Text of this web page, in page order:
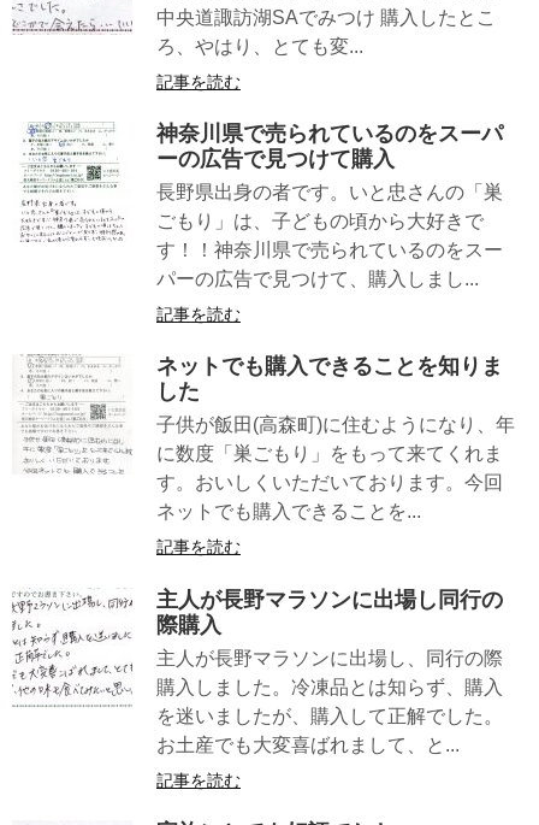
中央道諏訪湖SAでみつけ 購入したとこ
ろ、やはり、とても変...
記事を読む
神奈川県で売られているのをスーパ
ーの広告で見つけて購入
長野県出身の者です。いと忠さんの「巣
ごもり」は、子どもの頃から大好きで
す！！神奈川県で売られているのをスー
パーの広告で見つけて、購入しまし...
記事を読む
ネットでも購入できることを知りま
した
子供が飯田(高森町)に住むようになり、年
に数度「巣ごもり」をもって来てくれま
す。おいしくいただいております。今回
ネットでも購入できることを...
記事を読む
主人が長野マラソンに出場し同行の
際購入
主人が長野マラソンに出場し、同行の際
購入しました。冷凍品とは知らず、購入
を迷いましたが、購入して正解でした。
お土産でも大変喜ばれまして、と...
記事を読む